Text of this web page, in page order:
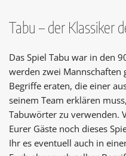
Tabu – der Klassiker
Das Spiel Tabu war in den
werden zwei Mannschaften
Begriffe eraten, die einer
seinem Team erklären
Tabuwörter zu verwenden.
Eurer Gäste noch dieses
Ihr es eventuell auch in